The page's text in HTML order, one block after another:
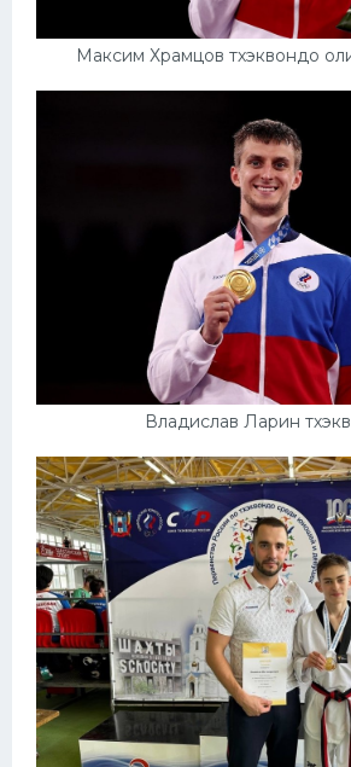
Максим Храмцов тхэквондо
Владислав Ларин
Баскетбол
Хоккей
Интерьер квартиры